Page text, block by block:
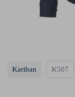
Kariban K507